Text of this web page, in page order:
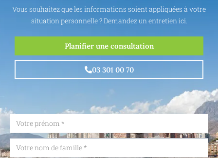
Vous souhaitez que les informations soient appliquées à votre
situation personnelle ? Demandez un entretien ici.
Planifier une consultation
03 301 00 70